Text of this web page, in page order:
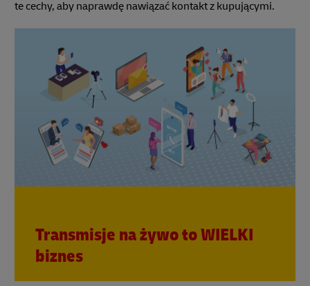
te cechy, aby naprawdę nawiązać kontakt z kupującymi.
Transmisje na żywo to WIELKI
biznes